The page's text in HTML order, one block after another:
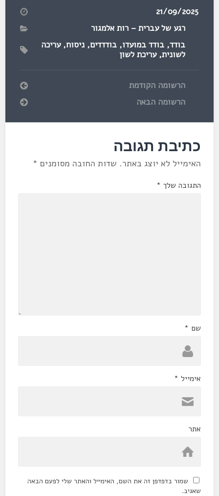
21/09/2025
רגע של עברית – רות אלמגור
בודד,בודד במועדו,בודדדים,ניסוח,עריכה
לשונית,עריכת לשון
הרשומה הקודמת
הרשומה הבאה
כתיבת תגובה
האימייל לא יוצג באתר. שדות החובה מסומנים *
התגובה שלך *
שם *
אימייל *
אתר
שמור בדפדפן זה את השם, האימייל והאתר שלי לפעם הבאה
שאגיב.